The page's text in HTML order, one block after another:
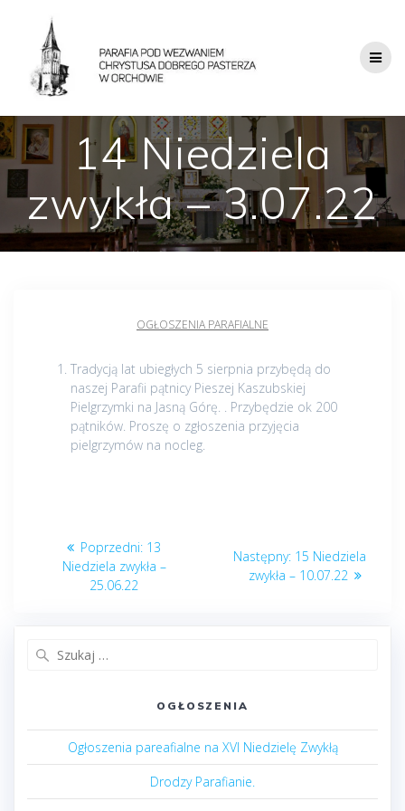
14 Niedziela
zwykła – 3.07.22
OGŁOSZENIA PARAFIALNE
Tradycją lat ubiegłych 5 sierpnia przybędą do
naszej Parafii pątnicy Pieszej Kaszubskiej
Pielgrzymki na Jasną Górę. . Przybędzie ok 200
pątników. Proszę o zgłoszenia przyjęcia
pielgrzymów na nocleg.
Nawigacja
wpisu
Poprzedni: Poprzedni
post:
13
Niedziela zwykła –
25.06.22
Następny: Następny
post:
15 Niedziela
zwykła – 10.07.22
OGŁOSZENIA
Ogłoszenia pareafialne na XVI Niedzielę Zwykłą
Drodzy Parafianie.